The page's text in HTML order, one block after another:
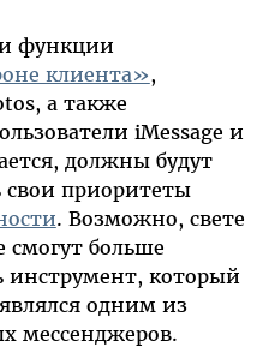
функции
клиента»,
а также
iMessage и
должны будут
свои приоритеты
. Возможно, свете
больше
инструмент, который
одним из
мессенджеров.